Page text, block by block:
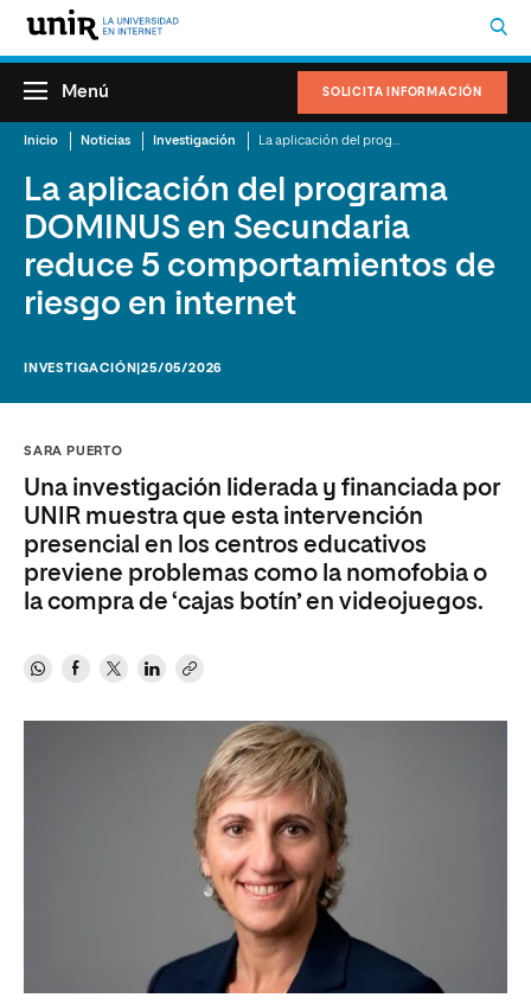
SOLICITA INFORMACIÓN
Menú
Inicio Noticias Investigación
La aplicación del programa
DOMINUS en Secundaria
reduce 5 comportamientos de
riesgo en internet
INVESTIGACIÓN |25/05/2026
SARA PUERTO
Una investigación liderada y financiada por
UNIR muestra que esta intervención
presencial en los centros educativos
previene problemas como la nomofobia o
la compra de ‘cajas botín’ en videojuegos.